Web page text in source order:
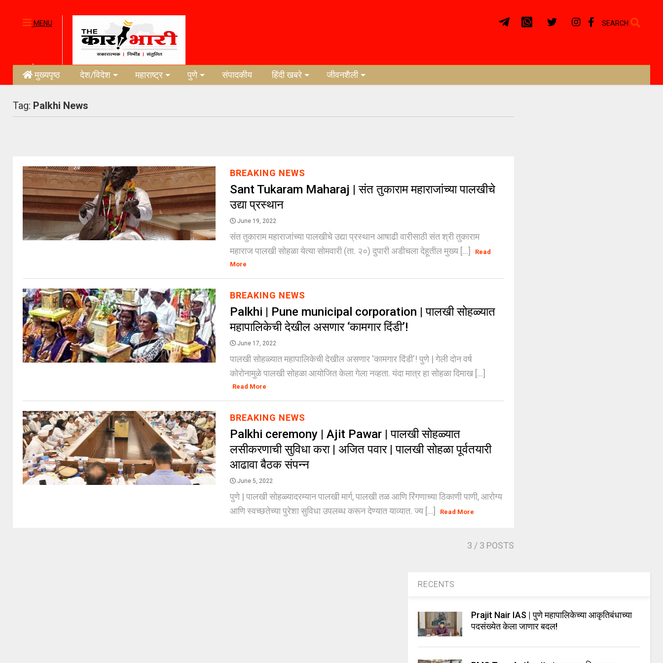
MENU SEARCH
मुख्यपृष्ठ देश/विदेश महाराष्ट्र पुणे संपादकीय हिंदी खबरे जीवनशैली
Tag: Palkhi News
BREAKING NEWS
Sant Tukaram Maharaj | संत तुकाराम महाराजांच्या पालखीचे
उद्या प्रस्थान
June 19, 2022
संत तुकाराम महाराजांच्या पालखीचे उद्या प्रस्थान आषाढी वारीसाठी संत श्री तुकाराम
महाराज पालखी सोहळा येत्या सोमवारी (ता. २०) दुपारी अडीचला देहूतील मुख्य [...]
Read
More
BREAKING NEWS
Palkhi | Pune municipal corporation | पालखी सोहळ्यात
महापालिकेची देखील असणार ‘कामगार दिंडी’!
June 17, 2022
पालखी सोहळ्यात महापालिकेची देखील असणार 'कामगार दिंडी'! पुणे | गेली दोन वर्ष
कोरोनामुळे पालखी सोहळा आयोजित केला गेला नव्हता. यंदा मात्र हा सोहळा दिमाख [...]
Read More
BREAKING NEWS
Palkhi ceremony | Ajit Pawar | पालखी सोहळ्यात
लसीकरणाची सुविधा करा | अजित पवार | पालखी सोहळा पूर्वतयारी
आढावा बैठक संपन्न
June 5, 2022
पुणे | पालखी सोहळ्यादरम्यान पालखी मार्ग, पालखी तळ आणि रिंगणाच्या ठिकाणी पाणी, आरोग्य
आणि स्वच्छतेच्या पुरेशा सुविधा उपलब्ध करून देण्यात याव्यात. ज्य [...]
Read More
3 / 3 POSTS
RECENTS
Prajit Nair IAS | पुणे महापालिकेच्या आकृतिबंधाच्या
पदसंख्येत केला जाणार बदल!